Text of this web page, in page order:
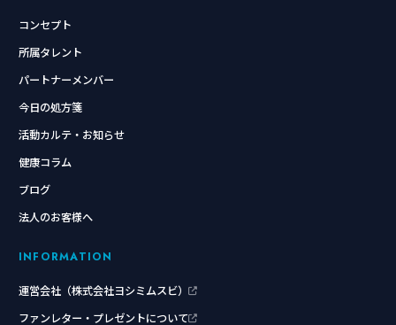
コンセプト
所属タレント
パートナーメンバー
今日の処方箋
活動カルテ・お知らせ
健康コラム
ブログ
法人のお客様へ
INFORMATION
運営会社（株式会社ヨシミムスビ）
ファンレター・プレゼントについて